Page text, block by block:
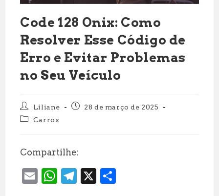
Code 128 Onix: Como
Resolver Esse Código de
Erro e Evitar Problemas
no Seu Veículo
Autor
do
post:
Liliane
Post28 de março de 2025
Categoria
Carros
Compartilhe:
E
W T
X